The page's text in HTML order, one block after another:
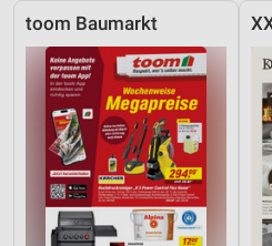
toom Baumarkt